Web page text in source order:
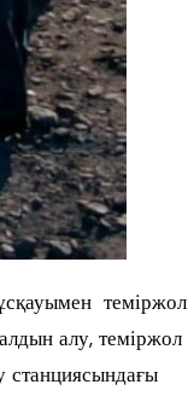
теміржол
алу, теміржол
станциясындағы